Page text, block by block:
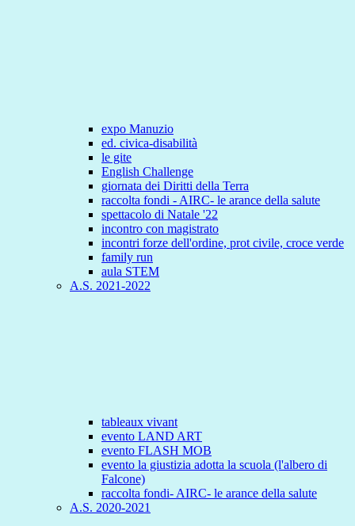
expo Manuzio
ed. civica-disabilità
le gite
English Challenge
giornata dei Diritti della Terra
raccolta fondi - AIRC- le arance della salute
spettacolo di Natale '22
incontro con magistrato
incontri forze dell'ordine, prot civile, croce verde
family run
aula STEM
A.S. 2021-2022
tableaux vivant
evento LAND ART
evento FLASH MOB
evento la giustizia adotta la scuola (l'albero di
Falcone)
raccolta fondi- AIRC- le arance della salute
A.S. 2020-2021